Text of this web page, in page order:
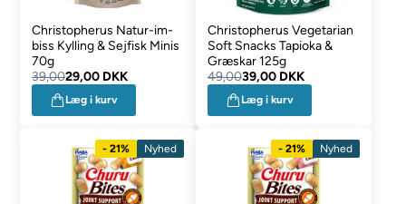
Christopherus Natur-im-
biss Kylling & Sejfisk Minis
70g
39,0029,00 DKK
Læg i kurv
Christopherus Vegetarian
Soft Snacks Tapioka &
Græskar 125g
49,0039,00 DKK
Læg i kurv
- 21% Nyhed - 21% Nyhed